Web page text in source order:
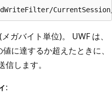
ガバイト単位)。 UWF は、
に達するか超えたときに、
します。
: